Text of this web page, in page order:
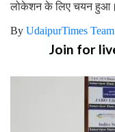
लोकेशन के लिए चयन हुआ।
By UdaipurTimes Team
Join for